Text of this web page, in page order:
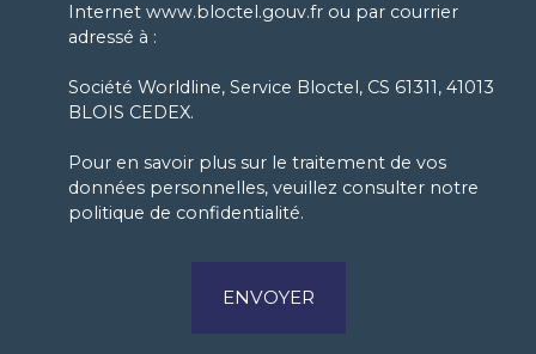
Internet www.bloctel.gouv.fr ou par courrier
adressé à :
Société Worldline, Service Bloctel, CS 61311, 41013
BLOIS CEDEX.
Pour en savoir plus sur le traitement de vos
données personnelles, veuillez consulter notre
politique de confidentialité.
ENVOYER